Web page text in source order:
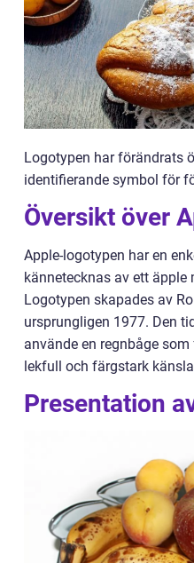
Logotypen har förändrats
identifierande symbol för
Översikt över
Apple-logotypen har en
kännetecknas av ett
Logotypen skapades av
ursprungligen 1977. Den
använde en regnbåge
lekfull och färgstark
Presentation